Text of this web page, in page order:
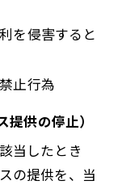
を侵害すると
止行為
供の停止）
当したとき
の提供を、当